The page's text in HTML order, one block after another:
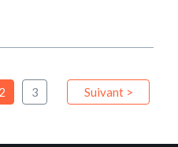
2 3 Suivant >